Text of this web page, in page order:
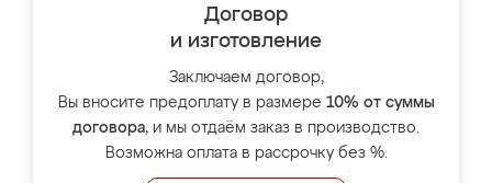
Договор
и изготовление
Заключаем договор,
Вы вносите предоплату в размере 10% от суммы
договора, и мы отдаём заказ в производство.
Возможна оплата в рассрочку без %.